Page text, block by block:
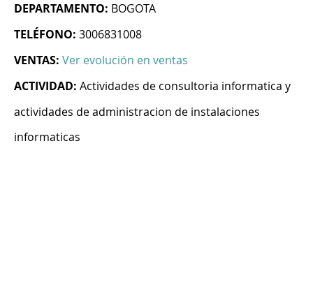
DEPARTAMENTO: BOGOTA
TELÉFONO: 3006831008
VENTAS: Ver evolución en ventas
ACTIVIDAD: Actividades de consultoria informatica y
actividades de administracion de instalaciones
informaticas